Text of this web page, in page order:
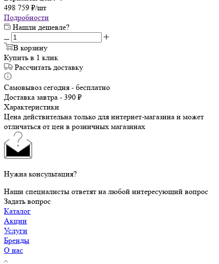
498 759 ₽/шт
Подробности
Нашли дешевле?
В корзину
Купить в 1 клик
Рассчитать доставку
Самовывоз сегодня - бесплатно
Доставка завтра - 390 ₽
Характеристики
Цена действительна только для интернет-магазина и может
отличаться от цен в розничных магазинах
Нужна консультация?
Наши специалисты ответят на любой интересующий вопрос
Задать вопрос
Каталог
Акции
Услуги
Бренды
О нас